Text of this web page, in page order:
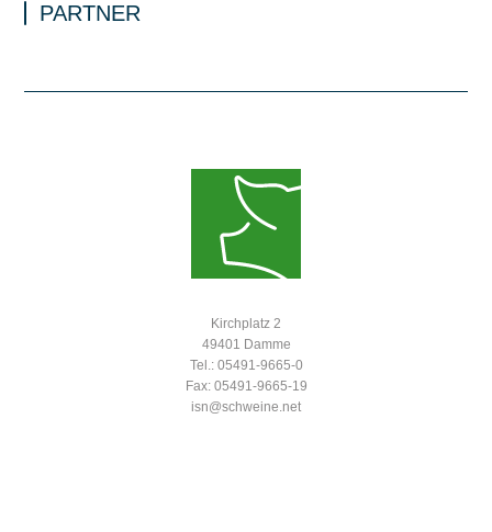
PARTNER
Kirchplatz 2
49401 Damme
Tel.: 05491-9665-0
Fax: 05491-9665-19
isn@schweine.net